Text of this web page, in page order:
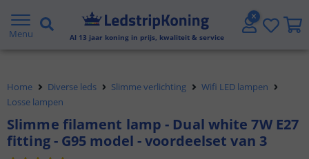
Menu Al 13 jaar koning in prijs, kwaliteit & service
Gratis verzending vanaf € 20,- NL en BE
Home Diverse leds Slimme verlichting
Wifi LED lampen
Losse lampen
Slimme filament lamp - Dual white 7W E27
fitting - G95 model - voordeelset van 3